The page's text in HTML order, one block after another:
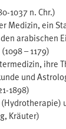
1037 n. Chr.)
Medizin, ein
arabischen
(1098 – 1179)
ihre
und
1898)
Kräuter)